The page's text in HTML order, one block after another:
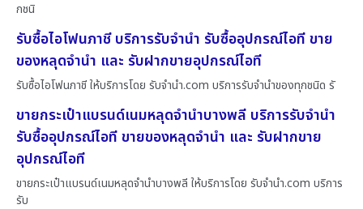
กชนิ
รับซื้อไอโฟนภาชี บริการรับจำนำ รับซื้ออุปกรณ์ไอที ขาย
ของหลุดจำนำ และ รับฝากขายอุปกรณ์ไอที
รับซื้อไอโฟนภาชี ให้บริการโดย รับจํานํา.com บริการรับจำนำของทุกชนิด รั
ขายกระเป๋าแบรนด์เนมหลุดจำนำบางพลี บริการรับจำนำ
รับซื้ออุปกรณ์ไอที ขายของหลุดจำนำ และ รับฝากขาย
อุปกรณ์ไอที
ขายกระเป๋าแบรนด์เนมหลุดจำนำบางพลี ให้บริการโดย รับจํานํา.com บริการ
รับ